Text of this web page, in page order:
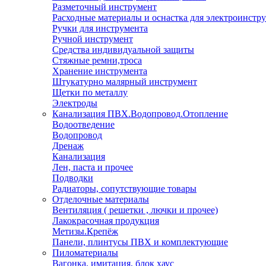
Разметочный инструмент
Расходные материалы и оснастка для
Ручки для инструмента
Ручной инструмент
Средства индивидуальной защиты
Стяжные ремни,троса
Хранение инструмента
Штукатурно малярный инструмент
Щетки по металлу
Электроды
Канализация ПВХ.Водопровод.Отопление
Водоотведение
Водопровод
Дренаж
Канализация
Лен, паста и прочее
Подводки
Радиаторы, сопутствующие товары
Отделочные материалы
Вентиляция ( решетки , лючки и прочее)
Лакокрасочная продукция
Метизы.Крепёж
Панели, плинтусы ПВХ и комплектующие
Пиломатериалы
Вагонка, имитация, блок хаус